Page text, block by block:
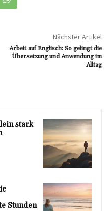
Nächster Artikel
Arbeit auf Englisch: So gelingt die
Übersetzung und Anwendung im
Alltag
stark
Stunden